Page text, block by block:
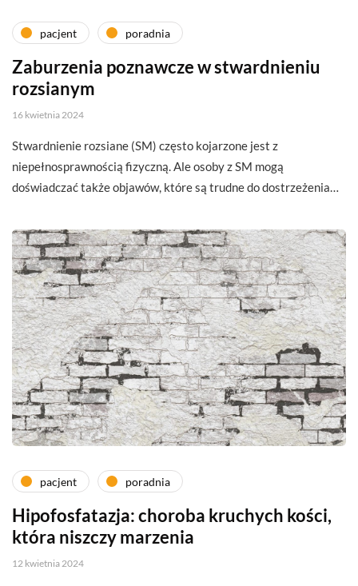
pacjent poradnia
Zaburzenia poznawcze w stwardnieniu
rozsianym
16 kwietnia 2024
Stwardnienie rozsiane (SM) często kojarzone jest z
niepełnosprawnością fizyczną. Ale osoby z SM mogą
doświadczać także objawów, które są trudne do dostrzeżenia…
pacjent poradnia
Hipofosfatazja: choroba kruchych kości,
która niszczy marzenia
12 kwietnia 2024